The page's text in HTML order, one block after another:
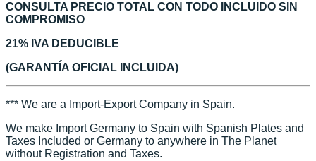
CONSULTA PRECIO TOTAL CON TODO INCLUIDO SIN
COMPROMISO
21% IVA DEDUCIBLE
(GARANTÍA OFICIAL INCLUIDA)
*** We are a Import-Export Company in Spain.
We make Import Germany to Spain with Spanish Plates and
Taxes Included or Germany to anywhere in The Planet
without Registration and Taxes.